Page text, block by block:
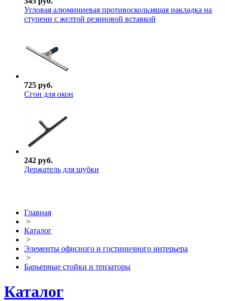
Угловая алюминиевая противоскользящая накладка на
ступени с желтой резиновой вставкой
725 руб.
Сгон для окон
242 руб.
Держатель для шубки
Главная
>
Каталог
>
Элементы офисного и гостиничного интерьера
>
Барьерные стойки и тензаторы
Каталог